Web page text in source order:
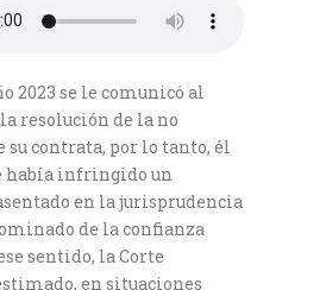
2023 se le comunicó al
resolución de la no
su contrata, por lo tanto, él
había infringido un
en la jurisprudencia
de la confianza
sentido, la Corte
en situaciones